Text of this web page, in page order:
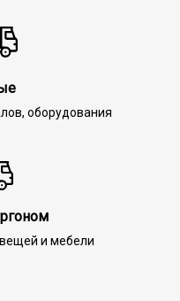
оборудования
и мебели